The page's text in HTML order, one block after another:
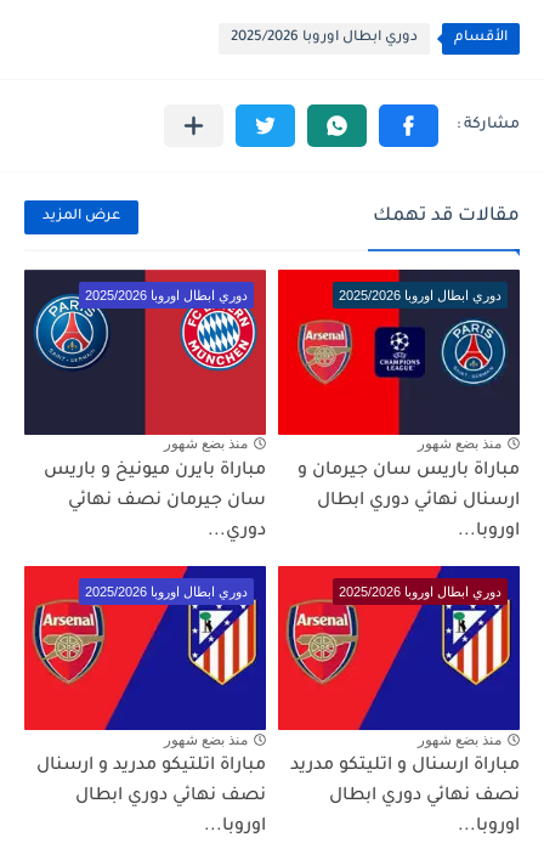
الأقسام دوري ابطال اوروبا 2025/2026
مقالات قد تهمك عرض المزيد
دوري ابطال اوروبا 2025/2026
منذ بضع شهور
مباراة باريس سان جيرمان و
ارسنال نهائي دوري ابطال
اوروبا...
دوري ابطال اوروبا 2025/2026
منذ بضع شهور
مباراة بايرن ميونيخ و باريس
سان جيرمان نصف نهائي
دوري...
دوري ابطال اوروبا 2025/2026
منذ بضع شهور
مباراة ارسنال و اتليتكو مدريد
نصف نهائي دوري ابطال
اوروبا...
دوري ابطال اوروبا 2025/2026
منذ بضع شهور
مباراة اتلتيكو مدريد و ارسنال
نصف نهائي دوري ابطال
اوروبا...